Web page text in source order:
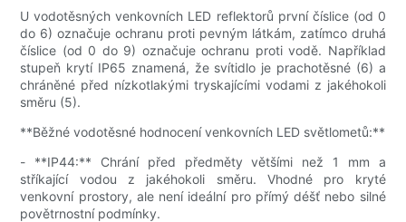
U vodotěsných venkovních LED reflektorů první číslice (od 0
do 6) označuje ochranu proti pevným látkám, zatímco druhá
číslice (od 0 do 9) označuje ochranu proti vodě. Například
stupeň krytí IP65 znamená, že svítidlo je prachotěsné (6) a
chráněné před nízkotlakými tryskajícími vodami z jakéhokoli
směru (5).
**Běžné vodotěsné hodnocení venkovních LED světlometů:**
- **IP44:** Chrání před předměty většími než 1 mm a
stříkající vodou z jakéhokoli směru. Vhodné pro kryté
venkovní prostory, ale není ideální pro přímý déšť nebo silné
povětrnostní podmínky.